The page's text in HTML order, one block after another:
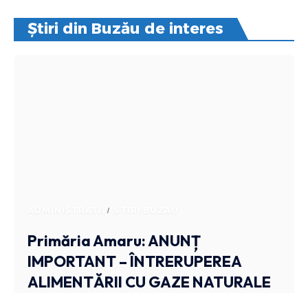
Știri din Buzău de interes
ADMINISTRATIV
Primăria Amaru: ANUNȚ
IMPORTANT – ÎNTRERUPEREA
ALIMENTĂRII CU GAZE NATURALE